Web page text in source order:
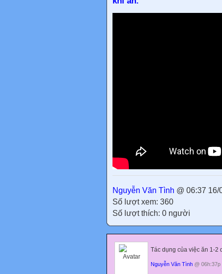
Nguyễn Văn Tình @ 06:37 16/
Số lượt xem: 360
Số lượt thích: 0 người
Tác dụng của việc ăn 1-2
Nguyễn Văn Tình @ 06h:37p